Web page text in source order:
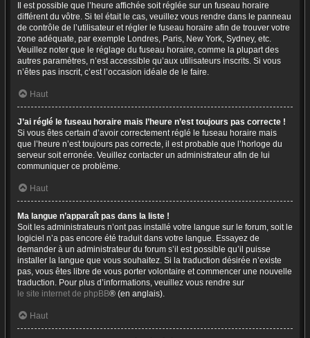
Il est possible que l’heure affichée soit réglée sur un fuseau horaire
différent du vôtre. Si tel était le cas, veuillez vous rendre dans le panneau
de contrôle de l’utilisateur et régler le fuseau horaire afin de trouver votre
zone adéquate, par exemple Londres, Paris, New York, Sydney, etc.
Veuillez noter que le réglage du fuseau horaire, comme la plupart des
autres paramètres, n’est accessible qu’aux utilisateurs inscrits. Si vous
n’êtes pas inscrit, c’est l’occasion idéale de le faire.
Haut
J’ai réglé le fuseau horaire mais l’heure n’est toujours pas correcte !
Si vous êtes certain d’avoir correctement réglé le fuseau horaire mais
que l’heure n’est toujours pas correcte, il est probable que l’horloge du
serveur soit erronée. Veuillez contacter un administrateur afin de lui
communiquer ce problème.
Haut
Ma langue n’apparaît pas dans la liste !
Soit les administrateurs n’ont pas installé votre langue sur le forum, soit le
logiciel n’a pas encore été traduit dans votre langue. Essayez de
demander à un administrateur du forum s’il est possible qu’il puisse
installer la langue que vous souhaitez. Si la traduction désirée n’existe
pas, vous êtes libre de vous porter volontaire et commencer une nouvelle
traduction. Pour plus d’informations, veuillez vous rendre sur
le site internet de phpBB® (en anglais).
Haut